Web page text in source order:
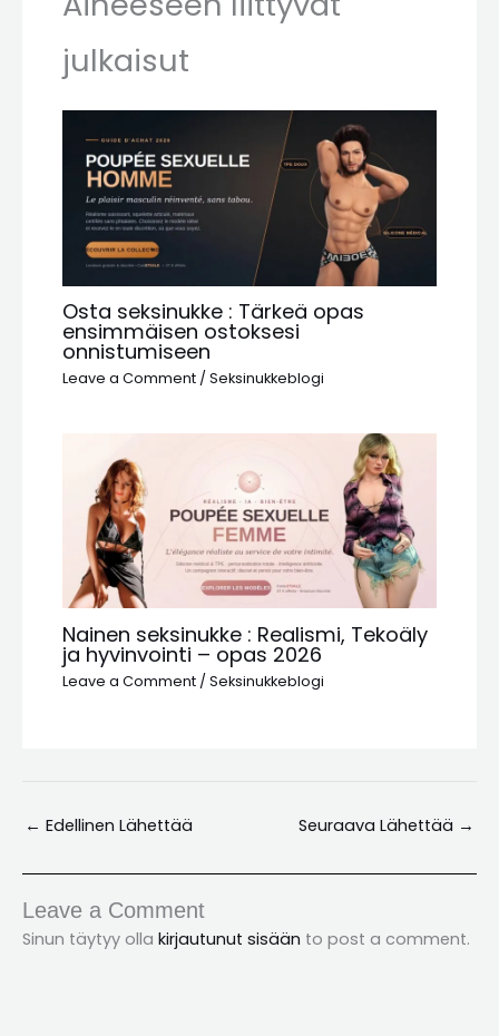
julkaisut
Osta seksinukke : Tärkeä opas
ensimmäisen ostoksesi
onnistumiseen
Leave a Comment /Seksinukkeblogi
Nainen seksinukke : Realismi, Tekoäly
ja hyvinvointi – opas 2026
Leave a Comment /Seksinukkeblogi
← Edellinen Lähettää Seuraava Lähettää →
Leave a Comment
Sinun täytyy olla kirjautunut sisään to post a comment.